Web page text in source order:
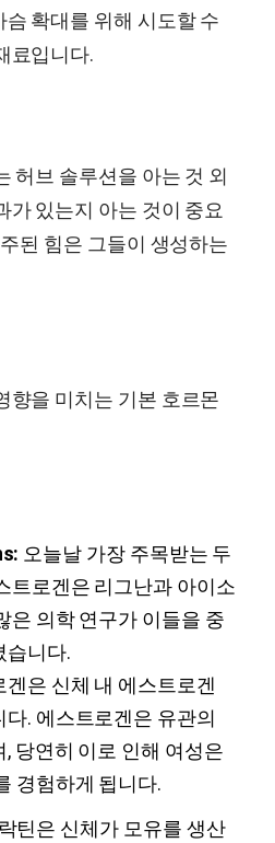
확대를 위해 시도할 수
료입니다.
허브 솔루션을 아는 것 외
가 있는지 아는 것이 중요
된 힘은 그들이 생성하는
향을 미치는 기본 호르몬
오늘날 가장 주목받는 두
트로겐은 리그난과 아이소
은 의학 연구가 이들을 중
습니다.
은 신체 내 에스트로겐
. 에스트로겐은 유관의
당연히 이로 인해 여성은
경험하게 됩니다.
틴은 신체가 모유를 생산